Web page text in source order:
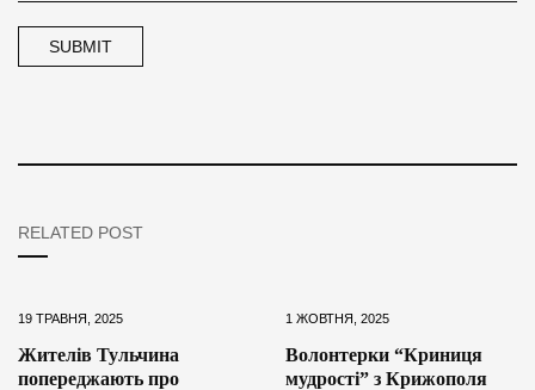
RELATED POST
19 ТРАВНЯ, 2025
Жителів Тульчина
попереджають про
1 ЖОВТНЯ, 2025
Волонтерки “Криниця
мудрості” з Крижополя